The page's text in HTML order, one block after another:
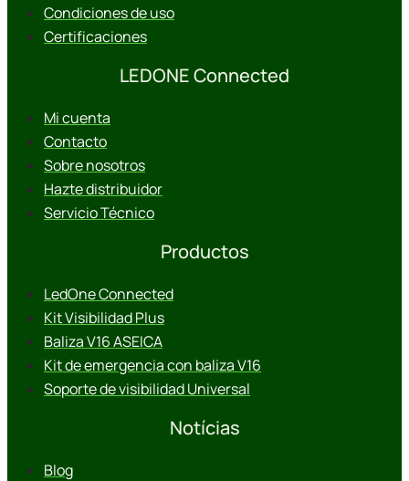
Condiciones de uso
Certificaciones
LEDONE Connected
Mi cuenta
Contacto
Sobre nosotros
Hazte distribuidor
Servicio Técnico
Productos
LedOne Connected
Kit Visibilidad Plus
Baliza V16 ASEICA
Kit de emergencia con baliza V16
Soporte de visibilidad Universal
Notícias
Blog